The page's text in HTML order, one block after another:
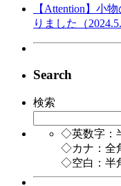
【Attention】小
りました（
Search
検索
◇英数字：
◇カナ：全
◇空白：半